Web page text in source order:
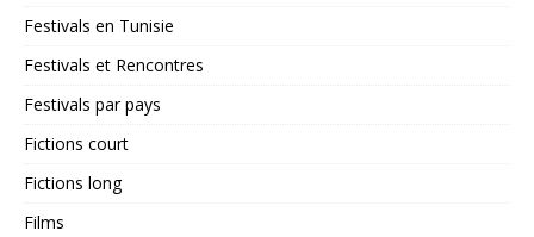
Festivals en Tunisie
Festivals et Rencontres
Festivals par pays
Fictions court
Fictions long
Films